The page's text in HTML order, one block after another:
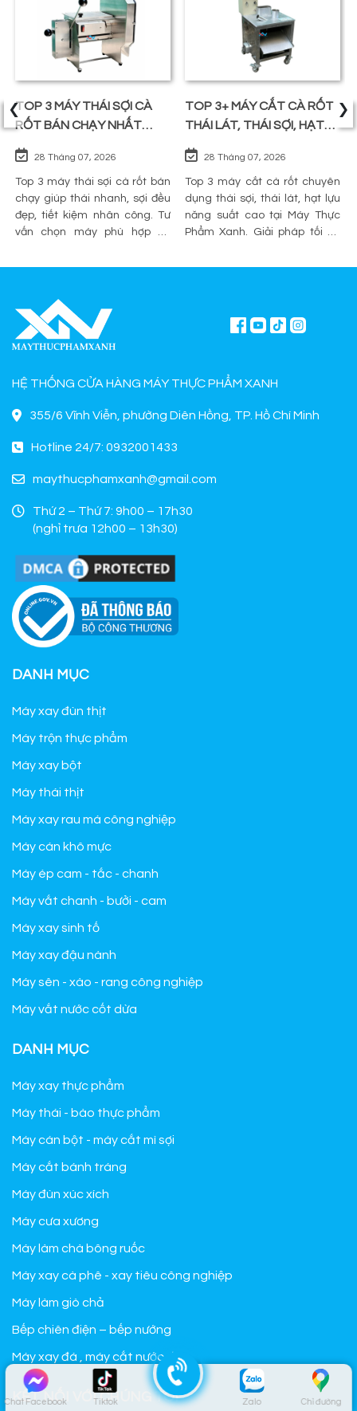
Chat Facebook Tiktok Zalo Chỉ đường
TOP 3 MÁY THÁI SỢI CÀ
RỐT BÁN CHẠY NHẤT
28 Tháng 07, 2026
Top 3 máy thái sợi cà rốt bán
chạy giúp thái nhanh, sợi đều
đẹp, tiết kiệm nhân công. Tư
vấn chọn máy phù hợp và
Phẩm Xanh.
TOP 3+ MÁY CẮT CÀ RỐT
THÁI LÁT, THÁI SỢI, HẠT
28 Tháng 07, 2026
Top 3 máy cắt cà rốt chuyên
dụng thái sợi, thái lát, hạt lựu
năng suất cao tại Máy Thực
Phẩm Xanh. Giải pháp tối ưu
nghiệp.
‹ ›
HỆ THỐNG CỬA HÀNG MÁY THỰC PHẨM XANH
355/6 Vĩnh Viễn, phường Diên Hồng, TP. Hồ Chí Minh
Hotline 24/7: 0932001433
maythucphamxanh@gmail.com
Thứ 2 – Thứ 7: 9h00 – 17h30
(nghỉ trưa 12h00 – 13h30)
DANH MỤC
Máy xay đùn thịt
Máy trộn thực phẩm
Máy xay bột
Máy thái thịt
Máy xay rau má công nghiệp
Máy cán khô mực
Máy ép cam - tắc - chanh
Máy vắt chanh - bưởi - cam
Máy xay sinh tố
Máy xay đậu nành
Máy sên - xào - rang công nghiệp
Máy vắt nước cốt dừa
DANH MỤC
Máy xay thực phẩm
Máy thái - bào thực phẩm
Máy cán bột - máy cắt mì sợi
Máy cắt bánh tráng
Máy đùn xúc xích
Máy cưa xương
Máy làm chà bông ruốc
Máy xay cà phê - xay tiêu công nghiệp
Máy làm giò chả
Bếp chiên điện – bếp nướng
Máy xay đá , máy cắt nước đá
KẾT NỐI VỚI CHÚNG TÔI